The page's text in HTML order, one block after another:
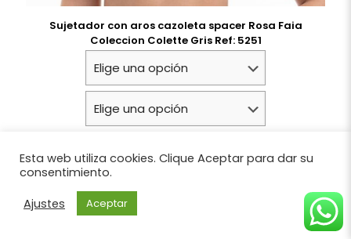
Sujetador con aros cazoleta spacer Rosa Faia
Coleccion Colette Gris Ref: 5251
Esta web utiliza cookies. Clique Aceptar para dar su
consentimiento.
Ajustes
Aceptar